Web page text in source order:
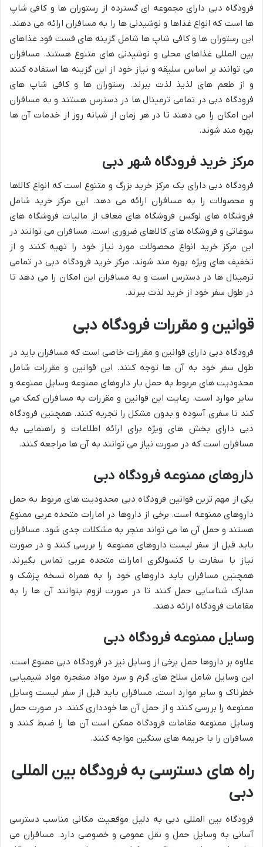
فرودگاه دبی دارای مجموعه ای گسترده از رستوران ها و کافی شاپ
ها است که انواع غذاها و نوشیدنی ها را به مسافران ارائه می دهند.
این رستوران ها و کافی شاپ ها شامل گزینه های فست فود غذاهای
بین المللی غذاهای محلی و نوشیدنی های متنوع هستند. مسافران
می توانند بر اساس سلیقه و نیاز خود از این گزینه ها استفاده کنند
و از طعم های لذیذ لذت ببرند. رستوران ها و کافی شاپ های
فرودگاه دبی در تمامی ترمینال ها در دسترس هستند و به مسافران
این امکان را می دهند تا در هر زمان از شبانه روز از خدمات آن ها
بهره مند شوند.
مرکز خرید فرودگاه شهر دبی
فرودگاه دبی دارای یک مرکز خرید بزرگ و متنوع است که انواع کالاها
و محصولات را به مسافران ارائه می دهد. این مرکز خرید شامل
فروشگاه های لوکس فروشگاه های معاف از مالیات فروشگاه های
سوغاتی و فروشگاه های کالاهای ضروری است. مسافران می توانند در
این مرکز خرید انواع محصولات مورد نیاز خود را تهیه کنند و از
تخفیف های ویژه بهره مند شوند. مرکز خرید فرودگاه دبی در تمامی
ترمینال ها در دسترس است و به مسافران این امکان را می دهد تا
در طول سفر خود از خرید لذت ببرند.
قوانین و مقررات فرودگاه دبی
فرودگاه دبی دارای قوانین و مقررات خاصی است که مسافران باید در
طول سفر خود به آن ها توجه کنند. این قوانین و مقررات شامل
محدودیت های مربوط به حمل بار داروهای ممنوعه وسایل ممنوعه و
سایر موارد است. رعایت این قوانین و مقررات به مسافران کمک می
کند تا سفری آسوده و بدون مشکل را تجربه کنند. همچنین فرودگاه
دبی دارای بخش های ویژه برای ارائه اطلاعات و راهنمایی به
مسافران است که در صورت نیاز می توانند به آن ها مراجعه کنند.
داروهای ممنوعه فرودگاه دبی
یکی از مهم ترین قوانین فرودگاه دبی محدودیت های مربوط به حمل
داروهای ممنوعه است. برخی از داروها در امارات متحده عربی ممنوع
هستند و حمل آن ها می تواند منجر به مشکلات جدی شود. مسافران
باید قبل از سفر لیست داروهای ممنوعه را بررسی کنند و در صورت
نیاز با سفارت یا کنسولگری امارات متحده عربی تماس بگیرند.
همچنین مسافران باید داروهای خود را به همراه نسخه پزشک و
مدارک شناسایی حمل کنند تا در صورت لزوم بتوانند آن ها را به
مقامات فرودگاه ارائه دهند.
وسایل ممنوعه فرودگاه دبی
علاوه بر داروها حمل برخی از وسایل نیز در فرودگاه دبی ممنوع است.
این وسایل شامل سلاح های گرم و سرد مواد منفجره مواد شیمیایی
خطرناک و سایر موارد است. مسافران باید قبل از سفر لیست وسایل
ممنوعه را بررسی کنند و از حمل آن ها خودداری کنند. در صورت حمل
وسایل ممنوعه مقامات فرودگاه ممکن است آن ها را ضبط کنند و
مسافران را با جریمه های سنگین مواجه کنند.
راه های دسترسی به فرودگاه بین المللی
دبی
فرودگاه بین المللی دبی به دلیل موقعیت مکانی مناسب دسترسی
آسانی به وسایل حمل و نقل عمومی و خصوصی دارد. مسافران می